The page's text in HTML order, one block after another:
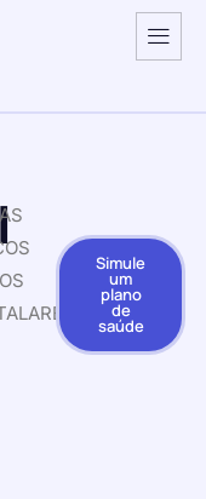
Simule
um
plano
de
saúde